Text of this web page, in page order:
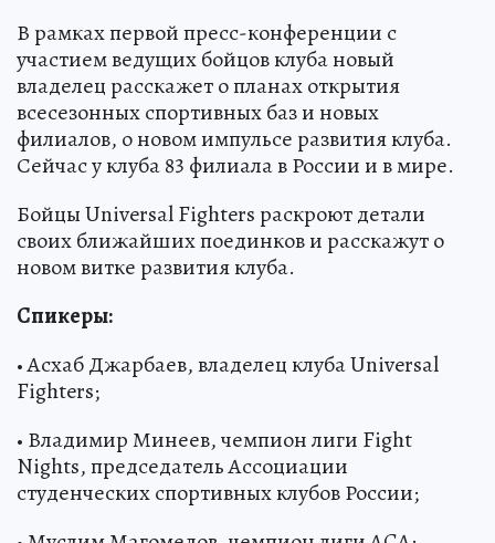
В рамках первой пресс-конференции с
участием ведущих бойцов клуба новый
владелец расскажет о планах открытия
всесезонных спортивных баз и новых
филиалов, о новом импульсе развития клуба.
Сейчас у клуба 83 филиала в России и в мире.
Бойцы Universal Fighters раскроют детали
своих ближайших поединков и расскажут о
новом витке развития клуба.
Спикеры:
• Асхаб Джарбаев, владелец клуба Universal
Fighters;
• Владимир Минеев, чемпион лиги Fight
Nights, председатель Ассоциации
студенческих спортивных клубов России;